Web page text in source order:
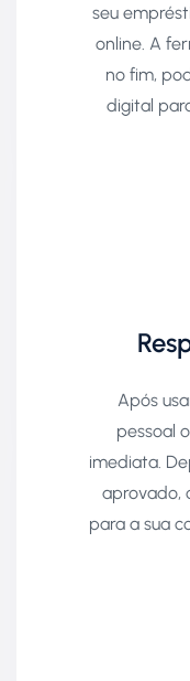
seu
online. A
no fim,
digital
Após
pessoal
imediata.
aprovado,
para a sua